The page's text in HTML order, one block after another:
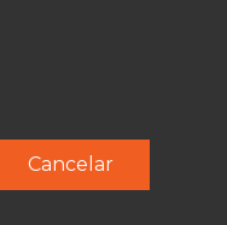
Cancelar